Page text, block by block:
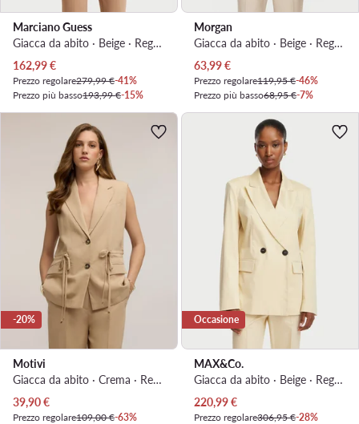
Marciano Guess
Giacca da abito · Beige · Regular Fit
Prezzo attuale
162,99€
Prezzo regolare279,99 €-41%
Prezzo più basso193,99 €-15%
Morgan
Giacca da abito · Beige · Regular Fit
Prezzo attuale
63,99€
Prezzo regolare119,95 €-46%
Prezzo più basso68,95 €-7%
-20%
Motivi
Giacca da abito · Crema · Regular Fit
Prezzo attuale
39,90€
Prezzo regolare109,00 €-63%
Occasione
MAX&Co.
Giacca da abito · Beige · Regular Fit
Prezzo attuale
220,99€
Prezzo regolare306,95 €-28%